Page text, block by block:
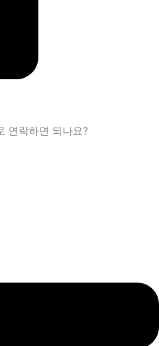
연락하면 되나요?